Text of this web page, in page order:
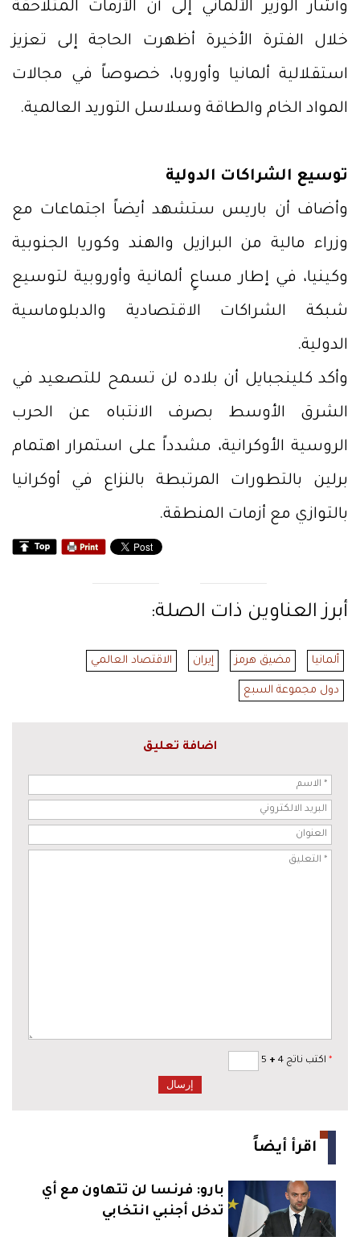
وأشار الوزير الألماني إلى أن الأزمات المتلاحقة
خلال الفترة الأخيرة أظهرت الحاجة إلى تعزيز
استقلالية ألمانيا وأوروبا، خصوصاً في مجالات
المواد الخام والطاقة وسلاسل التوريد العالمية.
توسيع الشراكات الدولية
وأضاف أن باريس ستشهد أيضاً اجتماعات مع
وزراء مالية من البرازيل والهند وكوريا الجنوبية
وكينيا، في إطار مساعٍ ألمانية وأوروبية لتوسيع
شبكة الشراكات الاقتصادية والدبلوماسية
الدولية.
وأكد كلينجبايل أن بلاده لن تسمح للتصعيد في
الشرق الأوسط بصرف الانتباه عن الحرب
الروسية الأوكرانية، مشدداً على استمرار اهتمام
برلين بالتطورات المرتبطة بالنزاع في أوكرانيا
بالتوازي مع أزمات المنطقة.
أبرز العناوين ذات الصلة:
ألمانيا مضيق هرمز إيران الاقتصاد العالمي
دول مجموعة السبع
اضافة تعليق
* اكتب ناتج 4 +
اقرأ أيضاً
بارو: فرنسا لن تتهاون مع أي
تدخل أجنبي انتخابي